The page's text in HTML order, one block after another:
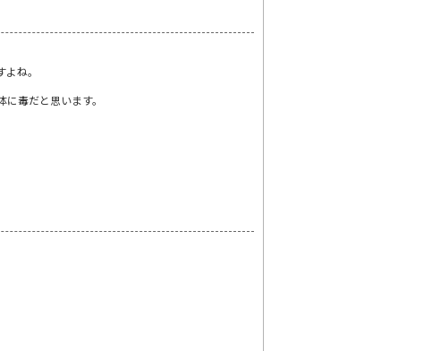
ね。
毒だと思います。